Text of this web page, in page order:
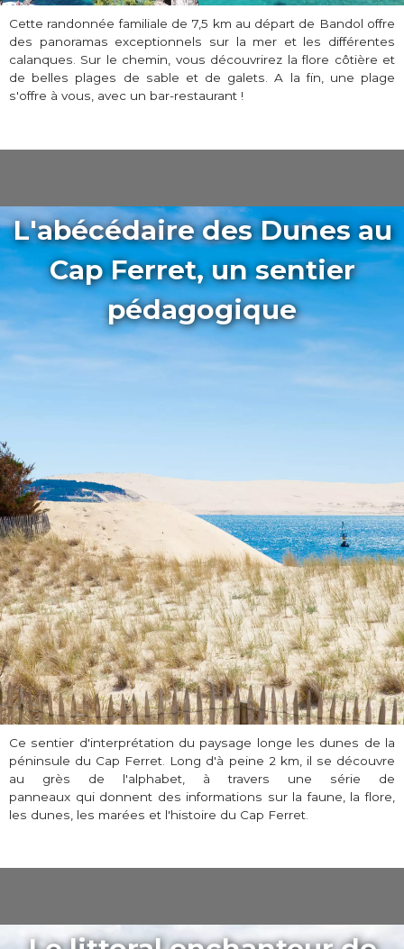
Cette randonnée familiale de 7,5 km au départ de Bandol offre
des panoramas exceptionnels sur la mer et les différentes
calanques. Sur le chemin, vous découvrirez la flore côtière et
de belles plages de sable et de galets. A la fin, une plage
s'offre à vous, avec un bar-restaurant !
L'abécédaire des Dunes au
Cap Ferret, un sentier
pédagogique
Ce sentier d'interprétation du paysage longe les dunes de la
péninsule du Cap Ferret. Long d'à peine 2 km, il se découvre
au grès de l'alphabet, à travers une série de
panneaux qui donnent des informations sur la faune, la flore,
les dunes, les marées et l'histoire du Cap Ferret.